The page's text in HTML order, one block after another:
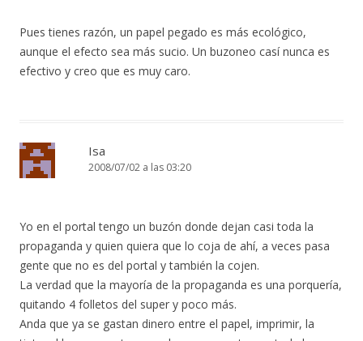
Pues tienes razón, un papel pegado es más ecológico,
aunque el efecto sea más sucio. Un buzoneo casí nunca es
efectivo y creo que es muy caro.
Isa
2008/07/02 a las 03:20
Yo en el portal tengo un buzón donde dejan casi toda la
propaganda y quien quiera que lo coja de ahí, a veces pasa
gente que no es del portal y también la cojen.
La verdad que la mayoría de la propaganda es una porquería,
quitando 4 folletos del super y poco más.
Anda que ya se gastan dinero entre el papel, imprimir, la